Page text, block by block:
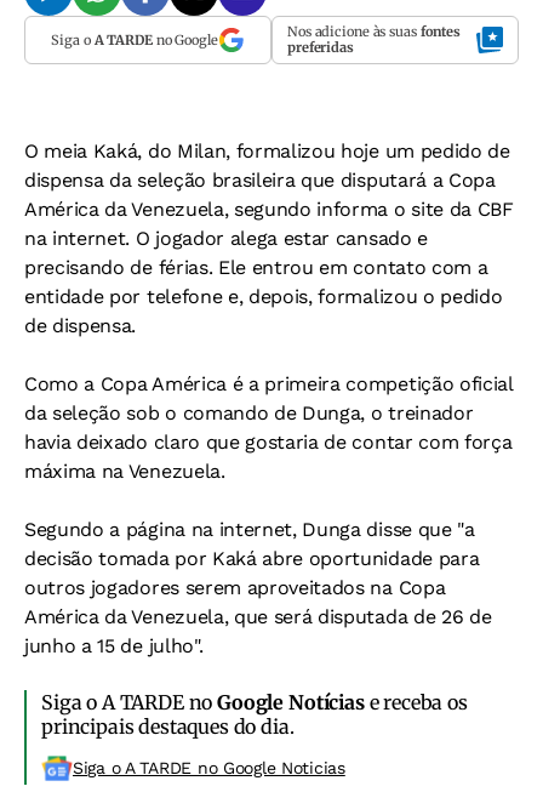
Siga o A TARDEno Google Nos adicione às suas fontes
preferidas
O meia Kaká, do Milan, formalizou hoje um pedido de
dispensa da seleção brasileira que disputará a Copa
América da Venezuela, segundo informa o site da CBF
na internet. O jogador alega estar cansado e
precisando de férias. Ele entrou em contato com a
entidade por telefone e, depois, formalizou o pedido
de dispensa.
Como a Copa América é a primeira competição oficial
da seleção sob o comando de Dunga, o treinador
havia deixado claro que gostaria de contar com força
máxima na Venezuela.
Segundo a página na internet, Dunga disse que "a
decisão tomada por Kaká abre oportunidade para
outros jogadores serem aproveitados na Copa
América da Venezuela, que será disputada de 26 de
junho a 15 de julho".
Siga o A TARDE noGoogle Notíciase receba os
principais destaques do dia.
Siga o A TARDE no Google Noticias